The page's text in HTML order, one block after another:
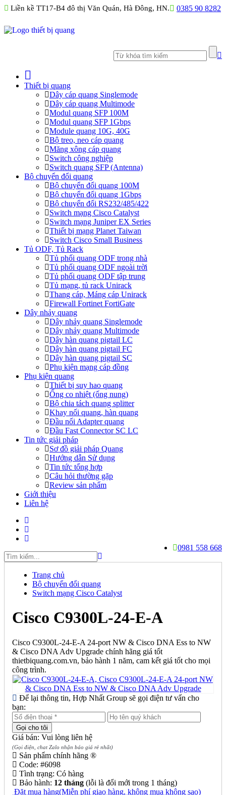
Liền kề TT17-B4 đô thị Văn Quán, Hà Đông, HN. 0385 90 8282
Thiết bị quang
Dây cáp quang Singlemode
Dây cáp quang Multimode
Modul quang SFP 100M
Modul quang SFP 1Gbps
Module quang 10G, 40G
Bộ treo, neo cáp quang
Măng xông cáp quang
Switch công nghiệp
Switch quang SFP (Antenna)
Bộ chuyển đổi quang
Bộ chuyển đổi quang 100M
Bộ chuyển đổi quang 1Gbps
Bộ chuyển đối RS232/485/422
Switch mạng Cisco Catalyst
Switch mạng Juniper EX Series
Thiết bị mạng Planet Taiwan
Switch Cisco Small Business
Tủ ODF, Tủ Rack
Tủ phối quang ODF trong nhà
Tủ phối quang ODF ngoài trời
Tủ phối quang ODF tập trung
Tủ mạng, tủ rack Unirack
Thang cáp, Máng cáp Unirack
Firewall Fortinet FortiGate
Dây nhảy quang
Dây nhảy quang Singlemode
Dây nhảy quang Multimode
Dây hàn quang pigtail LC
Dây hàn quang pigtail FC
Dây hàn quang pigtail SC
Phụ kiện mạng cáp đồng
Phụ kiện quang
Thiết bị suy hao quang
Ống co nhiệt (ống nung)
Bộ chia tách quang splitter
Khay nối quang, hàn quang
Đầu nối Adapter quang
Đầu Fast Connector SC LC
Tin tức giải pháp
Sơ đồ giải pháp Quang
Hướng dẫn Sử dụng
Tin tức tổng hợp
Câu hỏi thường gặp
Review sản phẩm
Giới thiệu
Liên hệ
0981 558 668
Trang chủ
Bộ chuyển đổi quang
Switch mạng Cisco Catalyst
Cisco C9300L-24-E-A
Cisco C9300L-24-E-A 24-port NW & Cisco DNA Ess to NW
& Cisco DNA Adv Upgrade chính hãng giá tốt
thietbiquang.com.vn, bảo hành 1 năm, cam kết giá tốt cho mọi
công trình.
Để lại thông tin, Hợp Nhất Group sẽ gọi điện tư vấn cho
bạn:
Giá bán: Vui lòng liên hệ
(Gọi điện, chat Zalo nhận báo giá rẻ nhất)
Sản phẩm chính hãng ®
Code: #6098
Tình trạng: Có hàng
Bảo hành: 12 tháng (lỗi là đổi mới trong 1 tháng)
Đặt mua hàng(Miễn phí giao hàng, không mua không sao)